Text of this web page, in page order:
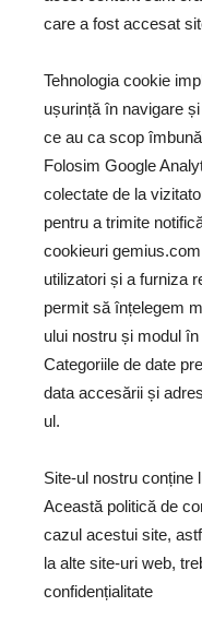
care a fost accesat
Tehnologia cookie
ușurință în navigare
ce au ca scop
Folosim Google
colectate de la
pentru a trimite
cookieuri gemius.com
utilizatori și a furniza
permit să înțelegem
ului nostru și modul
Categoriile de date
data accesării și
ul.
Site-ul nostru conține
Această politică de
cazul acestui site,
la alte site-uri web,
confidențialitate